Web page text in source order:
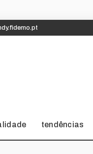
tendências